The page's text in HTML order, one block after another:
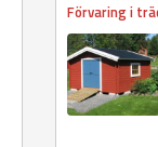
Förvaring i